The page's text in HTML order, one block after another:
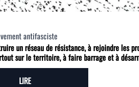
antifasciste
un réseau de résistance, à rejoindre les
sur le territoire, à faire barrage et à
LIRE